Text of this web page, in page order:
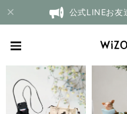
公式LINEお友